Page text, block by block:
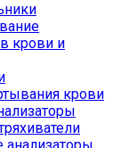
крови и
крови